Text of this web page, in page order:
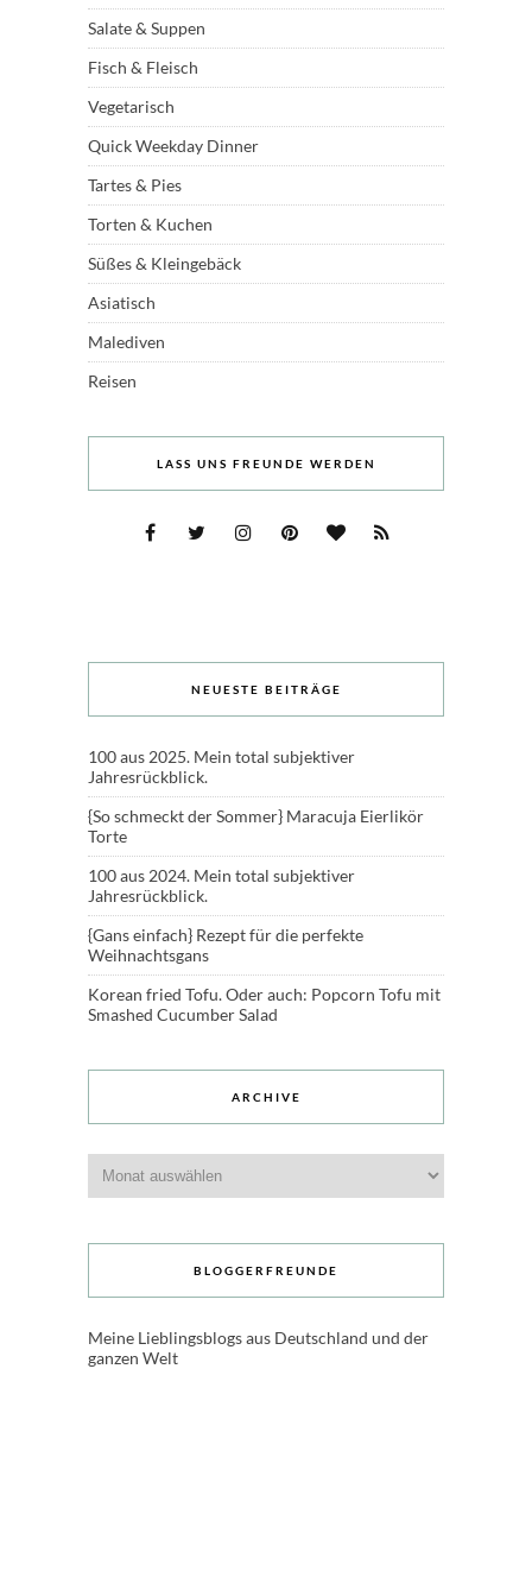
Salate & Suppen
Fisch & Fleisch
Vegetarisch
Quick Weekday Dinner
Tartes & Pies
Torten & Kuchen
Süßes & Kleingebäck
Asiatisch
Malediven
Reisen
LASS UNS FREUNDE WERDEN
NEUESTE BEITRÄGE
100 aus 2025. Mein total subjektiver
Jahresrückblick.
{So schmeckt der Sommer} Maracuja Eierlikör
Torte
100 aus 2024. Mein total subjektiver
Jahresrückblick.
{Gans einfach} Rezept für die perfekte
Weihnachtsgans
Korean fried Tofu. Oder auch: Popcorn Tofu mit
Smashed Cucumber Salad
ARCHIVE
BLOGGERFREUNDE
Meine Lieblingsblogs aus Deutschland und der
ganzen Welt